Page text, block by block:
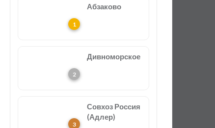
Абзаково
Дивноморское
Совхоз Россия
(Адлер)